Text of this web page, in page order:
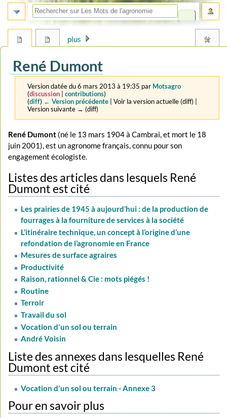
René Dumont
Version datée du 6 mars 2013 à 19:35 par Motsagro
(discussion |contributions)
(diff) ← Version précédente | Voir la version actuelle (diff) |
Version suivante → (diff)
Aller
à
la
Aller
à
la
René Dumont (né le 13 mars 1904 à Cambrai, et mort le 18
juin 2001), est un agronome français, connu pour son
engagement écologiste.
Listes des articles dans lesquels René
Dumont est cité
Les prairies de 1945 à aujourd’hui : de la production de
fourrages à la fourniture de services à la société
L’itinéraire technique, un concept à l’origine d’une
refondation de l’agronomie en France
Mesures de surface agraires
Productivité
Raison, rationnel & Cie : mots piégés !
Routine
Terroir
Travail du sol
Vocation d'un sol ou terrain
André Voisin
Liste des annexes dans lesquelles René
Dumont est cité
Vocation d'un sol ou terrain - Annexe 3
Pour en savoir plus
plus